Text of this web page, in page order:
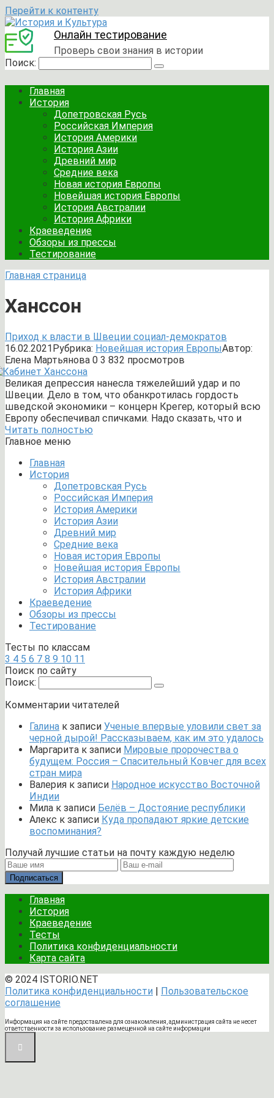
Перейти к контенту
Онлайн тестирование
Проверь свои знания в истории
Поиск:
Главная
История
Допетровская Русь
Российская Империя
История Америки
История Азии
Древний мир
Средние века
Новая история Европы
Новейшая история Европы
История Австралии
История Африки
Краеведение
Обзоры из прессы
Тестирование
Главная страница
Ханссон
Приход к власти в Швеции социал-демократов
16.02.2021Рубрика: Новейшая история ЕвропыАвтор:
Елена Мартьянова 0 3 832 просмотров
Великая депрессия нанесла тяжелейший удар и по
Швеции. Дело в том, что обанкротилась гордость
шведской экономики – концерн Крегер, который всю
Европу обеспечивал спичками. Надо сказать, что и
Читать полностью
Главное меню
Главная
История
Допетровская Русь
Российская Империя
История Америки
История Азии
Древний мир
Средние века
Новая история Европы
Новейшая история Европы
История Австралии
История Африки
Краеведение
Обзоры из прессы
Тестирование
Тесты по классам
3 4 5 6 7 8 9 10 11
Поиск по сайту
Поиск:
Комментарии читателей
Галина к записи Ученые впервые уловили свет за
черной дырой! Рассказываем, как им это удалось
Маргарита к записи Мировые пророчества о
будущем: Россия – Спасительный Ковчег для всех
стран мира
Валерия к записи Народное искусство Восточной
Индии
Мила к записи Белёв – Достояние республики
Алекс к записи Куда пропадают яркие детские
воспоминания?
Получай лучшие статьи на почту каждую неделю
Подписаться
Главная
История
Краеведение
Тесты
Политика конфиденциальности
Карта сайта
© 2024 ISTORIO.NET
Политика конфиденциальности | Пользовательское
соглашение
Информация на сайте предоставлена для ознакомления, администрация сайта не несет
ответственности за использование размещенной на сайте информации